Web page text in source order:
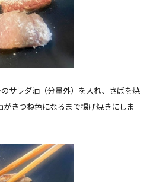
サラダ油（分量外）を入れ、さばを焼
きつね色になるまで揚げ焼きにしま